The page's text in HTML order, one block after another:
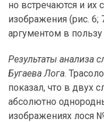
но встречаются и их
изображения (рис. 6;
аргументом в
Результаты анализа
Бугаева Лога.
показал, что в двух
абсолютно
изображениях лося